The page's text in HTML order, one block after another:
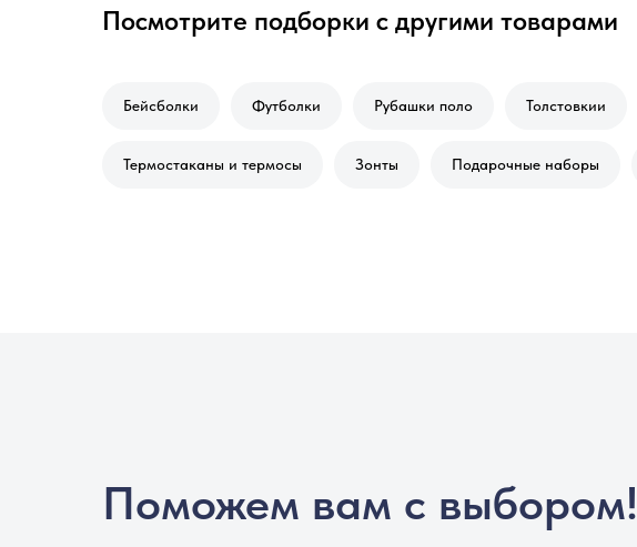
Посмотрите подборки с другими товарами
Бейсболки Футболки Рубашки поло Толстовкии
Термостаканы и термосы Зонты Подарочные наборы
Поможем вам с выбором!